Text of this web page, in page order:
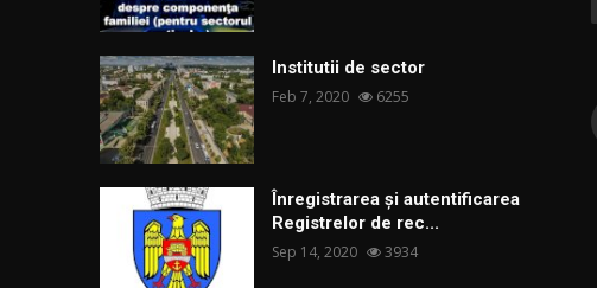
Institutii de sector
Feb 7, 2020 6255
Înregistrarea și autentificarea
Registrelor de rec...
Sep 14, 2020 3934